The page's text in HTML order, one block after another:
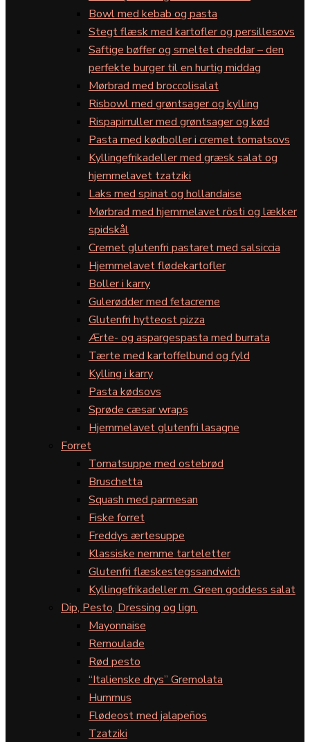
Bowl med kebab og pasta
Stegt flæsk med kartofler og persillesovs
Saftige bøffer og smeltet cheddar – den
perfekte burger til en hurtig middag
Mørbrad med broccolisalat
Risbowl med grøntsager og kylling
Rispapirruller med grøntsager og kød
Pasta med kødboller i cremet tomatsovs
Kyllingefrikadeller med græsk salat og
hjemmelavet tzatziki
Laks med spinat og hollandaise
Mørbrad med hjemmelavet rösti og lækker
spidskål
Cremet glutenfri pastaret med salsiccia
Hjemmelavet flødekartofler
Boller i karry
Gulerødder med fetacreme
Glutenfri hytteost pizza
Ærte- og aspargespasta med burrata
Tærte med kartoffelbund og fyld
Kylling i karry
Pasta kødsovs
Sprøde cæsar wraps
Hjemmelavet glutenfri lasagne
Forret
Tomatsuppe med ostebrød
Bruschetta
Squash med parmesan
Fiske forret
Freddys ærtesuppe
Klassiske nemme tarteletter
Glutenfri flæskestegssandwich
Kyllingefrikadeller m. Green goddess salat
Dip, Pesto, Dressing og lign.
Mayonnaise
Remoulade
Rød pesto
“Italienske drys” Gremolata
Hummus
Flødeost med jalapeños
Tzatziki